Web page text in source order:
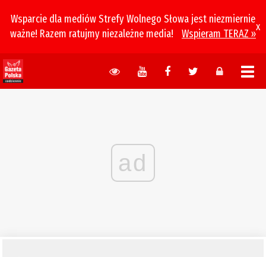
Wsparcie dla mediów Strefy Wolnego Słowa jest niezmiernie
ważne! Razem ratujmy niezależne media!
Wspieram TERAZ »
x
ad